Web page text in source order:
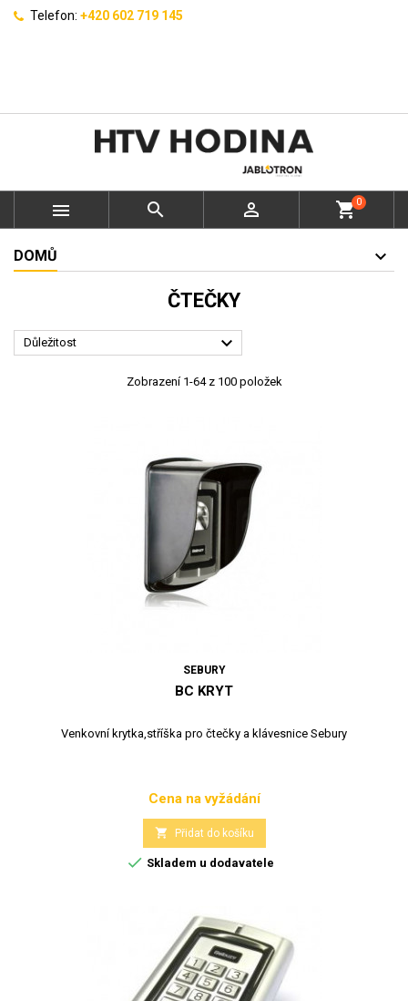
Telefon: +420 602 719 145
   shopping_cart0
DOMŮ
ČTEČKY
Důležitost 
Zobrazení 1-64 z 100 položek
SEBURY
BC KRYT
Venkovní krytka,stříška pro čtečky a klávesnice Sebury
Cena
Cena na vyžádání
 Přidat do košíku
 Skladem u dodavatele